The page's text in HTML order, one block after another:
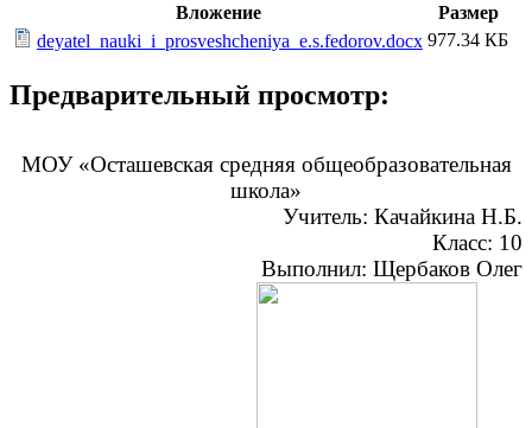
Вложение
Размер
deyatel_nauki_i_prosveshcheniya_e.s.fedorov.docx 977.34 КБ
Предварительный просмотр:
МОУ «Осташевская средняя общеобразовательная
школа»
Учитель: Качайкина Н.Б.
Класс: 10
Выполнил: Щербаков Олег